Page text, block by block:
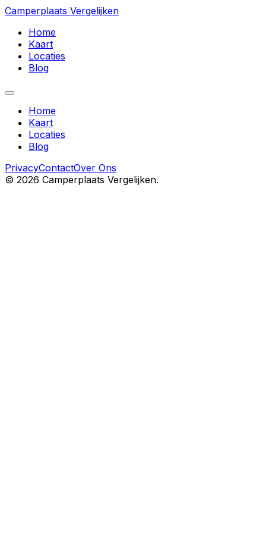
Camperplaats Vergelijken
Home
Kaart
Locaties
Blog
Home
Kaart
Locaties
Blog
PrivacyContactOver Ons
© 2026 Camperplaats Vergelijken.